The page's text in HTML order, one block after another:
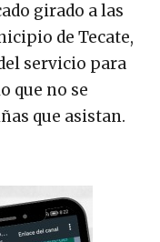
girado a las
de Tecate,
servicio para
que no se
que asistan.